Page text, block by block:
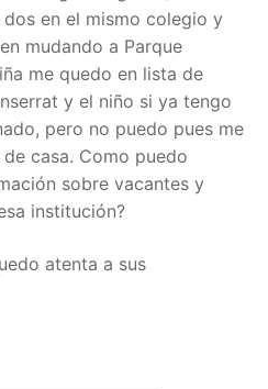
en el mismo colegio y
mudando a Parque
me quedo en lista de
y el niño si ya tengo
pero no puedo pues me
casa. Como puedo
sobre vacantes y
institución?
atenta a sus